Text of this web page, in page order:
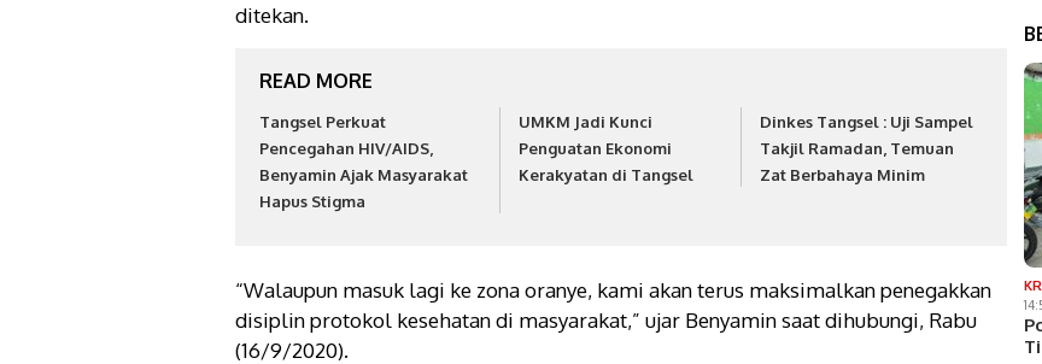
ditekan.
READ MORE
Tangsel Perkuat
Pencegahan HIV/AIDS,
Benyamin Ajak Masyarakat
Hapus Stigma
UMKM Jadi Kunci
Penguatan Ekonomi
Kerakyatan di Tangsel
Dinkes Tangsel : Uji Sampel
Takjil Ramadan, Temuan
Zat Berbahaya Minim
“Walaupun masuk lagi ke zona oranye, kami akan terus maksimalkan penegakkan
disiplin protokol kesehatan di masyarakat,” ujar Benyamin saat dihubungi, Rabu
(16/9/2020).